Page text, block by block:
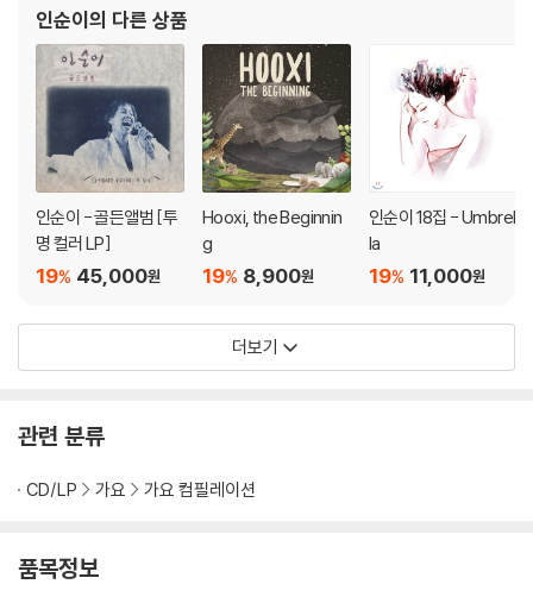
있을지 함께 비교하며 들어본다면 음악을 통해 좀 더 감성을 풍부하게 넓
힐 수 있을 것이다.
흔히들 팬들은 그를 "연우신"이라고 부른다. 그만큼 가창력의 종결자라 여
겨지기 때문일 것이다. 그가 부른 곡은 "내 사랑 내 곁에"(오태호 작사, 작
곡 / Wasabii Sound 편곡). 이 노래는 1988년에 당시 "신촌블루스"에서
기타연주를 맡았던 오태호씨가 혼자 기타를 치며 노래를 하고 있는데 이를
들은 가수 김현식씨가 마음에 든다며 자신에게 곡을 달라고 하였다. 그러
나 실제 발표된 시기는 故김현식씨가 타계한 이후 1991년이었으며, 당시
골든디스크 상을 수상하기도 하였다. 이 곡에 대한 에피소드가 있는데, 원
멀어 집으로 향해 가는데"로 잘못 와전되었다고 한다. 약간은 거친 목소리
의 원곡과는 다르게 가수 김연우는 맑은 고음으로 처리하며 좀 더 유연한
사, 작곡 / 돈스파이크 편곡)이다. 故김광석은 1984년 김민기 음반에 참
수는 차분하고 안정적이지만 때론 어느 누구도 흉내 낼 수 없는 극도의 고
인순이 의 다른 상품
인순이 - 골든앨범 [투
명 컬러 LP]
45,000원
19%
Hooxi, the Beginnin
g
8,900원
19%
인순이 18집 - Umbrel
la
11,000원
19%
더보기
관련 분류
CD/LP 가요 가요 컴필레이션
품목정보